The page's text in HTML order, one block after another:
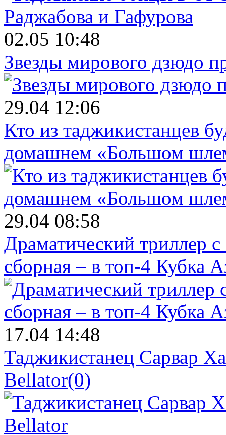
02.05 10:48
Звезды мирового дзюдо
29.04 12:06
Кто из таджикистанцев
домашнем «Большом
29.04 08:58
Драматический триллер
сборная – в топ-4 Кубка
17.04 14:48
Таджикистанец Сарвар
Bellator(0)